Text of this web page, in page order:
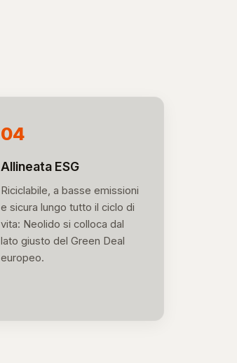
04
Allineata ESG
Riciclabile, a basse emissioni
e sicura lungo tutto il ciclo di
vita: Neolido si colloca dal
lato giusto del Green Deal
europeo.